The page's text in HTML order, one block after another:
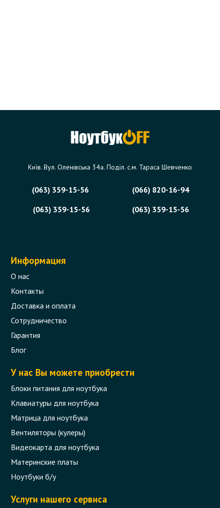
Київ. Вул. Оленівська 34а. Поділ. с.м. Тараса Шевченко
(063) 359-15-56
(066) 820-16-94
(063) 359-15-56
(063) 359-15-56
Информация
О нас
Контакты
Доставка и оплата
Сотрудничество
Гарантия
Блог
У нас Вы можете приобрести
Блоки питания для ноутбука
Клавиатуры для ноутбука
Матрица для ноутбука
Вентиляторы (кулеры)
Видеокарта для ноутбука
Материнские платы
Ноутбуки б/у
Услуги нашего сервиса